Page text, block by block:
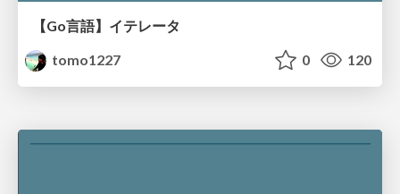
【Go言語】イテレータ
tomo1227
0 120